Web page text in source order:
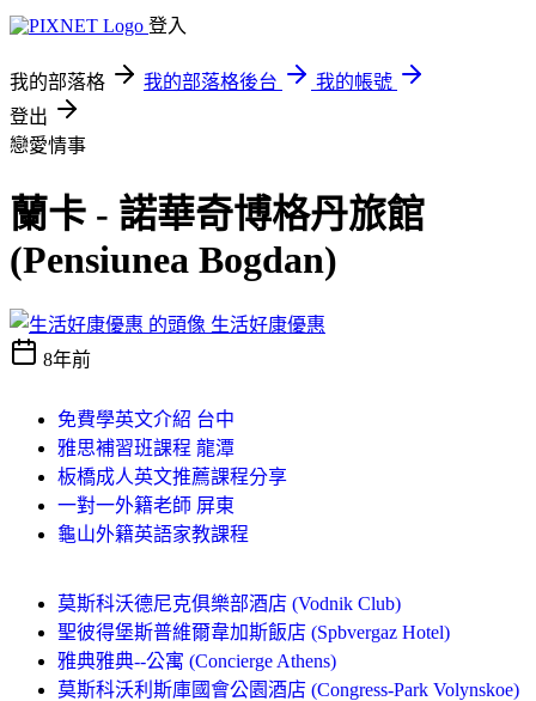
登入
我的部落格 我的部落格後台
我的帳號
登出
戀愛情事
蘭卡 - 諾華奇博格丹旅館
(Pensiunea Bogdan)
生活好康優惠
8年前
免費學英文介紹 台中
雅思補習班課程 龍潭
板橋成人英文推薦課程分享
一對一外籍老師 屏東
龜山外籍英語家教課程
莫斯科沃德尼克俱樂部酒店 (Vodnik Club)
聖彼得堡斯普維爾韋加斯飯店 (Spbvergaz Hotel)
雅典雅典--公寓 (Concierge Athens)
莫斯科沃利斯庫國會公園酒店 (Congress-Park Volynskoe)